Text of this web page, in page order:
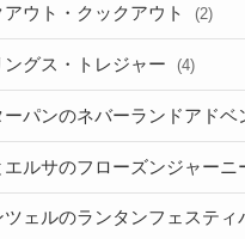
アウト・クックアウト (2)
ングス・トレジャー (4)
ーパンのネバーランドアドベ
エルサのフローズンジャーニ
ツェルのランタンフェスティ